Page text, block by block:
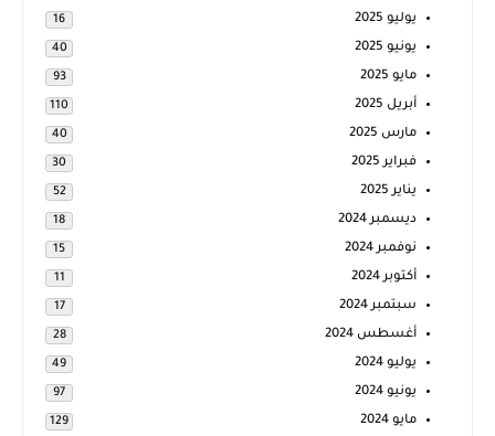
يوليو 2025 16
يونيو 2025 40
مايو 2025 93
أبريل 2025 110
مارس 2025 40
فبراير 2025 30
يناير 2025 52
ديسمبر 2024 18
نوفمبر 2024 15
أكتوبر 2024 11
سبتمبر 2024 17
أغسطس 2024 28
يوليو 2024 49
يونيو 2024 97
مايو 2024 129